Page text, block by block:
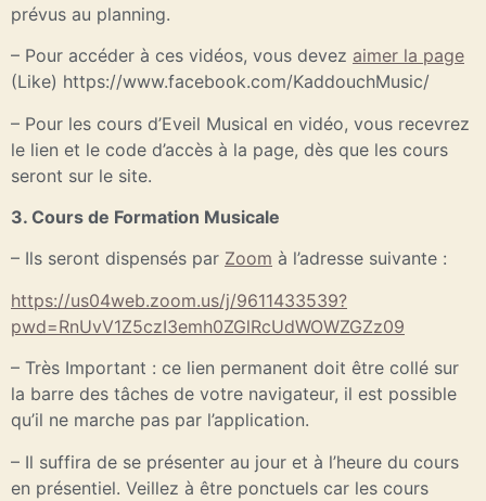
prévus au planning.
– Pour accéder à ces vidéos, vous devez aimer la page
(Like) https://www.facebook.com/KaddouchMusic/
– Pour les cours d’Eveil Musical en vidéo, vous recevrez
le lien et le code d’accès à la page, dès que les cours
seront sur le site.
3. Cours de Formation Musicale
– Ils seront dispensés par Zoom à l’adresse suivante :
https://us04web.zoom.us/j/9611433539?
pwd=RnUvV1Z5czI3emh0ZGlRcUdWOWZGZz09
– Très Important : ce lien permanent doit être collé sur
la barre des tâches de votre navigateur, il est possible
qu’il ne marche pas par l’application.
– Il suffira de se présenter au jour et à l’heure du cours
en présentiel. Veillez à être ponctuels car les cours